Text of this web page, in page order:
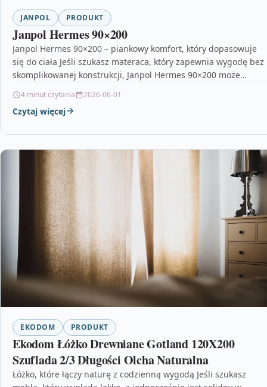
JANPOL PRODUKT
Janpol Hermes 90×200
Janpol Hermes 90×200 – piankowy komfort, który dopasowuje
się do ciała Jeśli szukasz materaca, który zapewnia wygodę bez
skomplikowanej konstrukcji, Janpol Hermes 90×200 może…
4 minut czytania 2026-06-01
Czytaj więcej
EKODOM PRODUKT
Ekodom Łóżko Drewniane Gotland 120X200
Szuflada 2/3 Długości Olcha Naturalna
Łóżko, które łączy naturę z codzienną wygodą Jeśli szukasz